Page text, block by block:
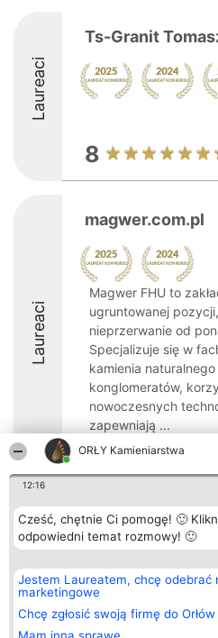
ORŁY Kamieniarstwa
12:16
Cześć, chętnie Ci pomogę! 🙂
odpowiedni temat rozmowy! 🙂
Jestem Laureatem, chcę odebrać
marketingowe
Chcę zgłosić swoją firmę do Orłów
Laureaci
Ts-Granit
8
Laureaci
magwer.com.pl
Magwer FHU to
ugruntowanej
nieprzerwanie od
Specjalizuje się w
kamienia naturalnego
konglomeratów,
nowoczesnych
zapewniają ...
8.3
Organizator plebiscytu
Bright Side Solutions sp. z o.
o. sp. k.
Wrocław 50-079
KRS 0000749100 | Regon
381313360 | NIP 8943132676
+48 508 492 400
Laureaci
Lista
Laureatów
Polityka